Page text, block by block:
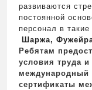
развиваются
постоянной
персонал в
Шаржа,
Ребятам
условия труда
международный
сертификаты